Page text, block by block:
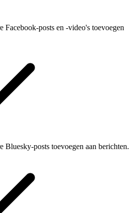
Facebook-posts en -video's toevoegen
Bluesky-posts toevoegen aan berichten.